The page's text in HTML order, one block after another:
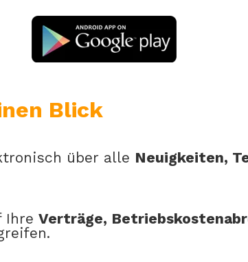
Blick
über alle Neuigkeiten,
Ihre Verträge,